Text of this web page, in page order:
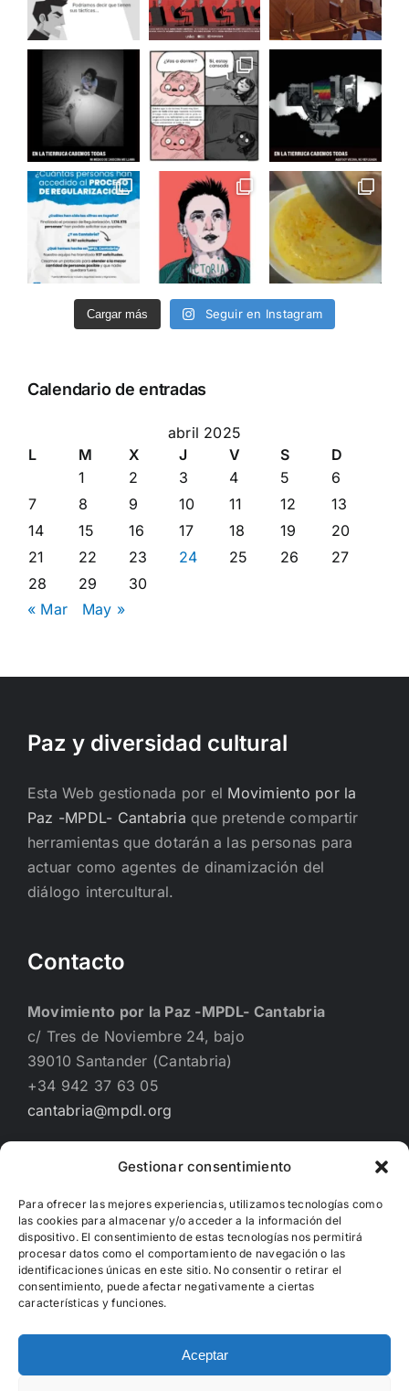
Gestionar consentimiento
Para ofrecer las mejores experiencias, utilizamos tecnologías como
las cookies para almacenar y/o acceder a la información del
dispositivo. El consentimiento de estas tecnologías nos permitirá
procesar datos como el comportamiento de navegación o las
identificaciones únicas en este sitio. No consentir o retirar el
consentimiento, puede afectar negativamente a ciertas
características y funciones.
Aceptar
Cargar más Seguir en Instagram
Calendario de entradas
abril 2025
L
M X J V S
D
1
2 3 4 5
6
7
8 9 10 11 12
13
14
15 16 17 18 19
20
21
22 23 24 25 26
27
28
29
30
« Mar
May »
Paz y diversidad cultural
Esta Web gestionada por el Movimiento por la
Paz -MPDL- Cantabria que pretende compartir
herramientas que dotarán a las personas para
actuar como agentes de dinamización del
diálogo intercultural.
Contacto
Movimiento por la Paz -MPDL- Cantabria
c/ Tres de Noviembre 24, bajo
39010 Santander (Cantabria)
+34 942 37 63 05
cantabria@mpdl.org
Financiado por